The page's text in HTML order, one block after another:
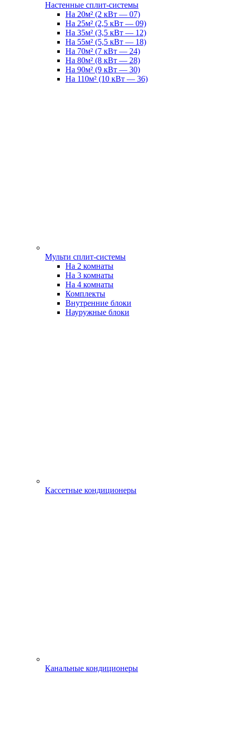
Настенные сплит-системы
На 20м² (2 кВт — 07)
На 25м² (2,5 кВт — 09)
На 35м² (3,5 кВт — 12)
На 55м² (5,5 кВт — 18)
На 70м² (7 кВт — 24)
На 80м² (8 кВт — 28)
На 90м² (9 кВт — 30)
На 110м² (10 кВт — 36)
Мульти сплит-системы
На 2 комнаты
На 3 комнаты
На 4 комнаты
Комплекты
Внутренние блоки
Науружные блоки
Кассетные кондиционеры
Канальные кондиционеры